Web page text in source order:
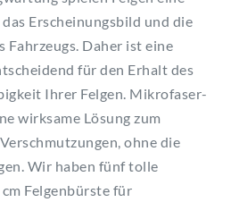
Erscheinungsbild und die
Fahrzeugs. Daher ist eine
für den Erhalt des
Ihrer Felgen. Mikrofaser-
wirksame Lösung zum
ohne die
Wir haben fünf tolle
Felgenbürste für